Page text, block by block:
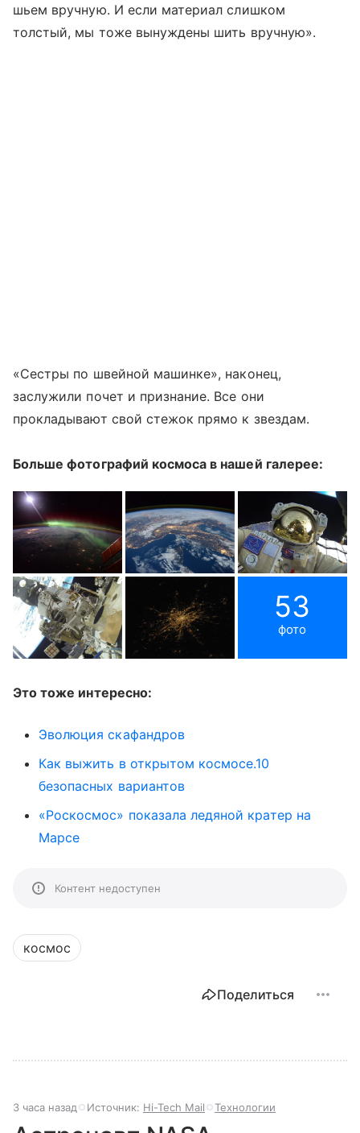
шьем вручную. И если материал слишком
толстый, мы тоже вынуждены шить вручную».
«Сестры по швейной машинке», наконец,
заслужили почет и признание. Все они
прокладывают свой стежок прямо к звездам.
Больше фотографий космоса в нашей галерее:
53
фото
Это тоже интересно:
Эволюция скафандров
Как выжить в открытом космосе.10
безопасных вариантов
«Роскосмос» показала ледяной кратер на
Марсе
Контент недоступен
космос
Поделиться
3 часа назад Источник: Hi-Tech Mail Технологии